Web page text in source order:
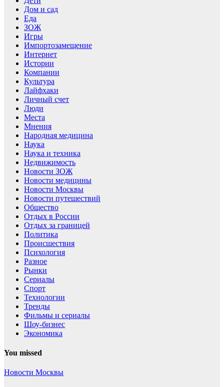
Дом и сад
Еда
ЗОЖ
Игры
Импортозамещение
Интернет
Истории
Компании
Культура
Лайфхаки
Личный счет
Люди
Места
Мнения
Народная медицина
Наука
Наука и техника
Недвижимость
Новости ЗОЖ
Новости медицины
Новости Москвы
Новости путешествий
Общество
Отдых в России
Отдых за границей
Политика
Происшествия
Психология
Разное
Рынки
Сериалы
Спорт
Технологии
Тренды
Фильмы и сериалы
Шоу-бизнес
Экономика
You missed
Новости Москвы